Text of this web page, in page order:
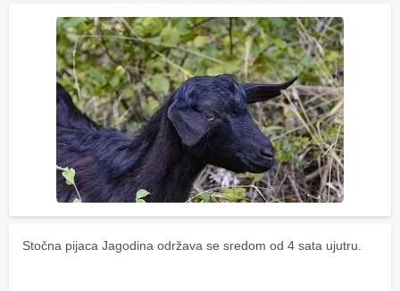
Stočna pijaca Jagodina održava se sredom od 4 sata ujutru.